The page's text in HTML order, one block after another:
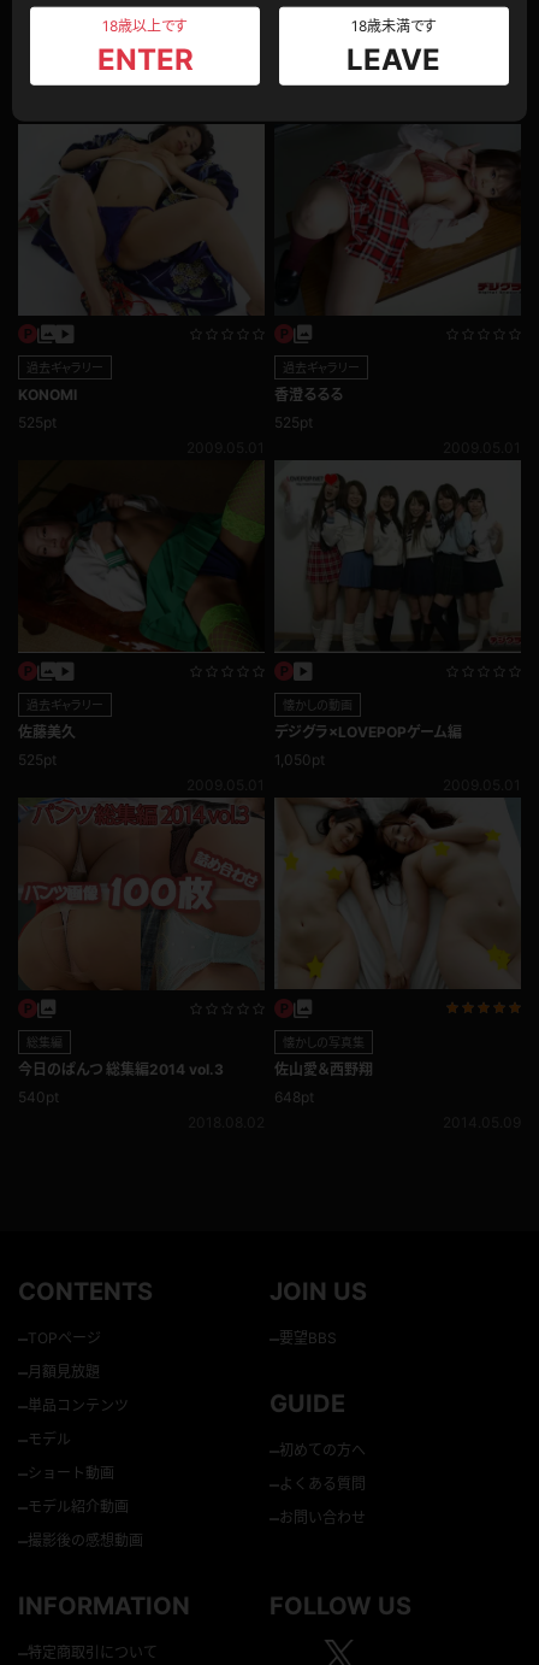
18歳以上です
ENTER
18歳未満です
LEAVE
企画コンテンツ
リアナ ブラジリアン娘のオイルまみれ
むっちりヒップ！乳・尻もみ編
345pt
オフショット
大ボリューム！画像＆動画オフショット
集 2014年後編
2,000pt
過去ギャラリー
KONOMI
525pt
過去ギャラリー
香澄るるる
525pt
過去ギャラリー
佐藤美久
525pt
懐かしの動画
デジグラ×LOVEPOPゲーム編
1,050pt
総集編
今日のぱんつ 総集編2014 vol.3
540pt
懐かしの写真集
佐山愛＆西野翔
648pt
CONTENTS
–TOPページ
–月額見放題
–単品コンテンツ
–モデル
–ショート動画
–モデル紹介動画
–撮影後の感想動画
JOIN US
–要望BBS
GUIDE
–初めての方へ
–よくある質問
–お問い合わせ
INFORMATION
–特定商取引について
FOLLOW US